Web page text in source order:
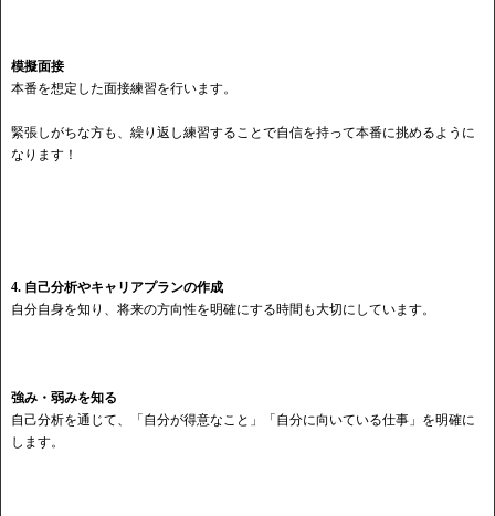
模擬面接
本番を想定した面接練習を行います。
緊張しがちな方も、繰り返し練習することで自信を持って本番に挑めるように
なります！
4. 自己分析やキャリアプランの作成
自分自身を知り、将来の方向性を明確にする時間も大切にしています。
強み・弱みを知る
自己分析を通じて、「自分が得意なこと」「自分に向いている仕事」を明確に
します。